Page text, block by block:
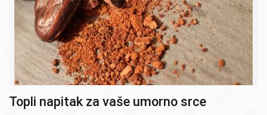
Topli napitak za vaše umorno srce